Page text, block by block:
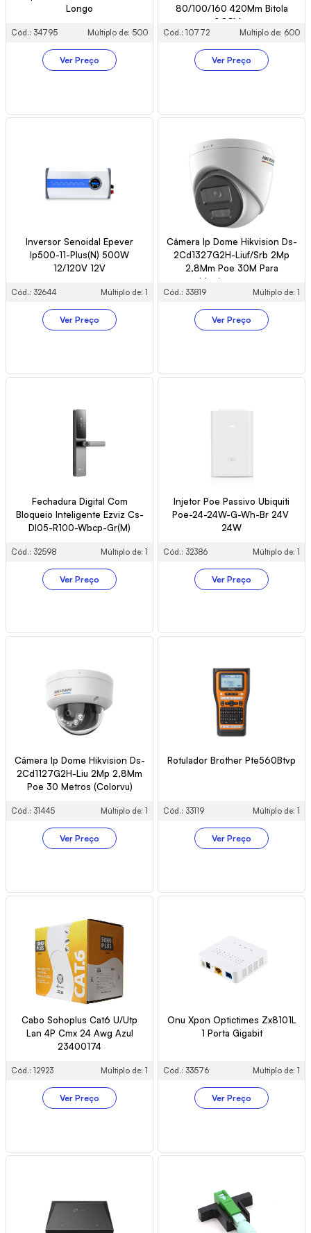
Longo
Cód.: 34795 Múltiplo de: 500
Ver Preço
80/100/160 420Mm Bitola
1,85Mm
Cód.: 10772 Múltiplo de: 600
Ver Preço
Inversor Senoidal Epever
Ip500-11-Plus(N) 500W
12/120V 12V
Cód.: 32644 Múltiplo de: 1
Ver Preço
Câmera Ip Dome Hikvision Ds-
2Cd1327G2H-Liuf/Srb 2Mp
2,8Mm Poe 30M Para
Monitoramento
Cód.: 33819 Múltiplo de: 1
Ver Preço
Fechadura Digital Com
Bloqueio Inteligente Ezviz Cs-
Dl05-R100-Wbcp-Gr(M)
Cód.: 32598 Múltiplo de: 1
Ver Preço
Injetor Poe Passivo Ubiquiti
Poe-24-24W-G-Wh-Br 24V
24W
Cód.: 32386 Múltiplo de: 1
Ver Preço
Câmera Ip Dome Hikvision Ds-
2Cd1127G2H-Liu 2Mp 2,8Mm
Poe 30 Metros (Colorvu)
Cód.: 31445 Múltiplo de: 1
Ver Preço
Rotulador Brother Pte560Btvp
Cód.: 33119 Múltiplo de: 1
Ver Preço
Cabo Sohoplus Cat6 U/Utp
Lan 4P Cmx 24 Awg Azul
23400174
Cód.: 12923 Múltiplo de: 1
Ver Preço
Onu Xpon Optictimes Zx8101L
1 Porta Gigabit
Cód.: 33576 Múltiplo de: 1
Ver Preço